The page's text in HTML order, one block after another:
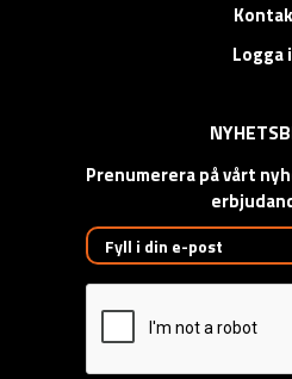
Logga
Prenumerera på vårt